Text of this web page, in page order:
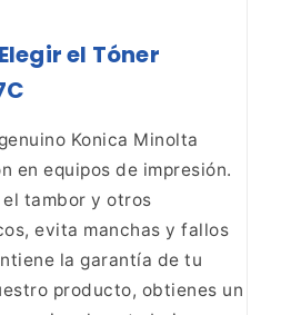
el Tóner
Konica Minolta
en equipos de impresión.
tambor y otros
evita manchas y fallos
la garantía de tu
producto, obtienes un